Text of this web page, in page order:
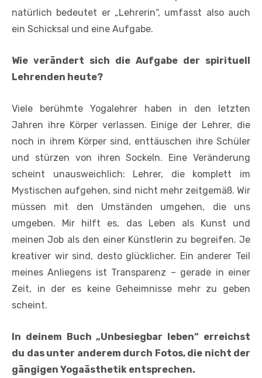
natürlich bedeutet er „Lehrerin“, umfasst also auch
ein Schicksal und eine Aufgabe.
Wie verändert sich die Aufgabe der spirituell
Lehrenden heute?
Viele berühmte Yogalehrer haben in den letzten
Jahren ihre Körper verlassen. Einige der Lehrer, die
noch in ihrem Körper sind, enttäuschen ihre Schüler
und stürzen von ihren Sockeln. Eine Veränderung
scheint unausweichlich: Lehrer, die komplett im
Mystischen aufgehen, sind nicht mehr zeitgemäß. Wir
müssen mit den Umständen umgehen, die uns
umgeben. Mir hilft es, das Leben als Kunst und
meinen Job als den einer Künstlerin zu begreifen. Je
kreativer wir sind, desto glücklicher. Ein anderer Teil
meines Anliegens ist Transparenz – gerade in einer
Zeit, in der es keine Geheimnisse mehr zu geben
scheint.
In deinem Buch „Unbesiegbar leben“ erreichst
du das unter anderem durch Fotos, die nicht der
gängigen Yogaästhetik entsprechen.